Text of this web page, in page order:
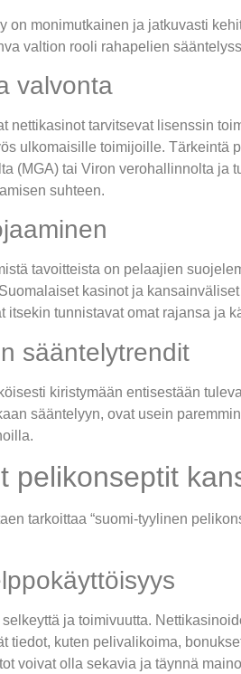
on monimutkainen ja jatkuvasti
valtion rooli rahapelien
valvonta
nettikasinot tarvitsevat lisenssin
ulkomaisille toimijoille. Tärkeintä
(MGA) tai Viron verohallinnolta
suhteen.
tavoitteista on pelaajien
kasinot ja
itsekin tunnistavat omat rajansa ja
sääntelytrendit
kiristymään entisestään
sääntelyyn, ovat usein
pelikonseptit
tarkoittaa “suomi-tyylinen
ja toimivuutta.
tiedot, kuten pelivalikoima,
voivat olla sekavia ja täynnä